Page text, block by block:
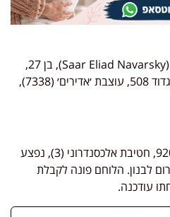
רס״ר (מיל׳) סער אליעד נורסקי (Saar Eliad Navarsky), בן 27,
מתל אביב-יפו, לוחם מילואים בגדוד 508, עוצבת ׳אדירים׳ (7338),
בנוסף, לוחם מילואים מגדוד 9203, חטיבת אלכסנדרוני (3), נפצע
לבנון. הלוחם פונה לקבלת
עודכנה.